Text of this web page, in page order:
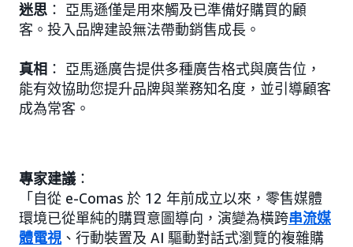
迷思 ： 亞馬遜僅是用來觸及已準備好購買的顧
客。投入品牌建設無法帶動銷售成長。
真相 ： 亞馬遜廣告提供多種廣告格式與廣告位，
能有效協助您提升品牌與業務知名度，並引導顧客
成為常客。
專家建議 ：
「自從 e-Comas 於 12 年前成立以來，零售媒體
環境已從單純的購買意圖導向，演變為橫跨串流媒
體電視、行動裝置及 AI 驅動對話式瀏覽的複雜購